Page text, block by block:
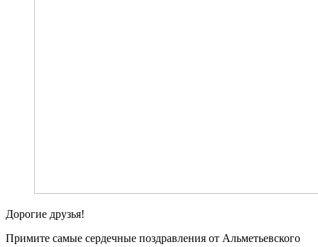
Дорогие друзья!
Примите самые сердечные поздравления от Альметьевского